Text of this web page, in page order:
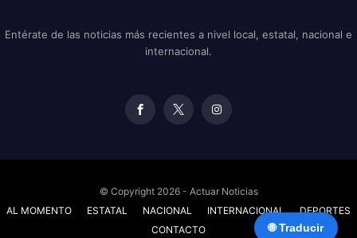
Entérate de las noticias más recientes a nivel local, estatal, nacional e
internacional.
© Copyright 2026 - Actuar Noticias
AL MOMENTO
ESTATAL NACIONAL INTERNACIONAL
DEPORTES
CONTACTO
🌐 Traducir